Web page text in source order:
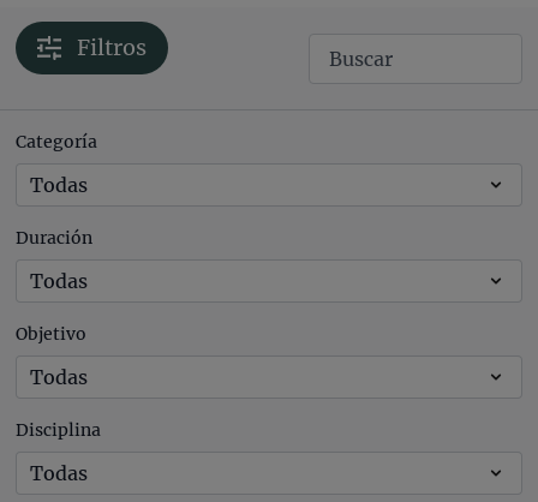
Categoría
Duración
Objetivo
Disciplina